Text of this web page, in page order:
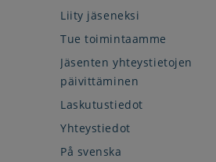
Liity jäseneksi
Tue toimintaamme
Jäsenten yhteystietojen
päivittäminen
Laskutustiedot
Yhteystiedot
På svenska